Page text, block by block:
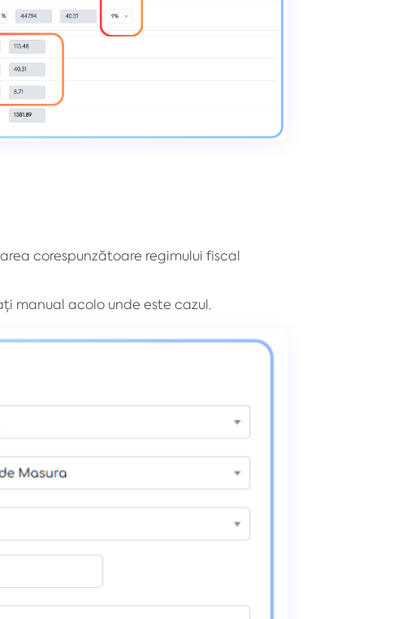
corespunzătoare regimului fiscal
manual acolo unde este cazul.